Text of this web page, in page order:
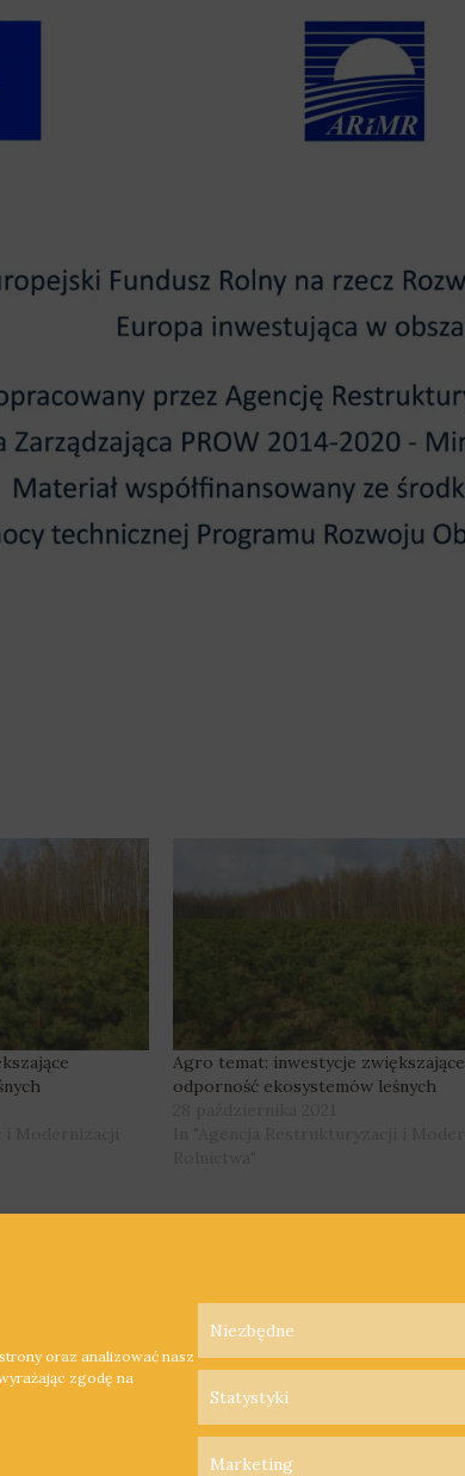
oraz analizować nasz
zgodę na
Niezbędne
Statystyki
Marketing
Agro temat: inwestycje zwiększające
odporność ekosystemów leśnych